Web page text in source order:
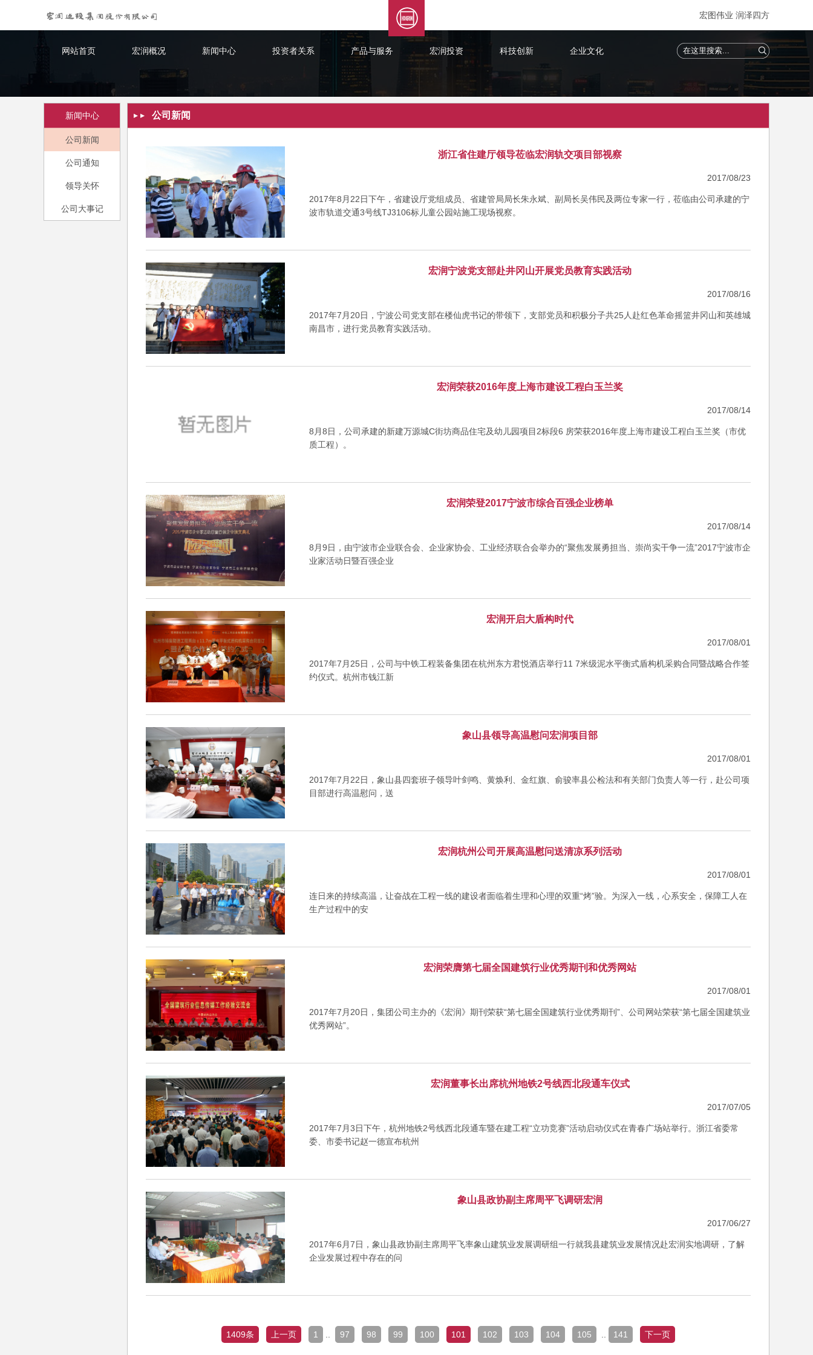
宏图伟业 润泽四方
网站首页 宏润概况 新闻中心 投资者关系 产品与服务 宏润投资 科技创新 企业文化
新闻中心
公司新闻
公司通知
领导关怀
公司大事记
公司新闻
浙江省住建厅领导莅临宏润轨交项目部视察
2017/08/23
2017年8月22日下午，省建设厅党组成员、省建管局局长朱永斌、副局长吴伟民及两位专家一行，莅临由公司承建的宁
波市轨道交通3号线TJ3106标儿童公园站施工现场视察。
宏润宁波党支部赴井冈山开展党员教育实践活动
2017/08/16
2017年7月20日，宁波公司党支部在楼仙虎书记的带领下，支部党员和积极分子共25人赴红色革命摇篮井冈山和英雄城
南昌市，进行党员教育实践活动。
宏润荣获2016年度上海市建设工程白玉兰奖
2017/08/14
8月8日，公司承建的新建万源城C街坊商品住宅及幼儿园项目2标段6 房荣获2016年度上海市建设工程白玉兰奖（市优
质工程）。
宏润荣登2017宁波市综合百强企业榜单
2017/08/14
8月9日，由宁波市企业联合会、企业家协会、工业经济联合会举办的“聚焦发展勇担当、崇尚实干争一流”2017宁波市企
业家活动日暨百强企业
宏润开启大盾构时代
2017/08/01
2017年7月25日，公司与中铁工程装备集团在杭州东方君悦酒店举行11 7米级泥水平衡式盾构机采购合同暨战略合作签
约仪式。杭州市钱江新
象山县领导高温慰问宏润项目部
2017/08/01
2017年7月22日，象山县四套班子领导叶剑鸣、黄焕利、金红旗、俞骏率县公检法和有关部门负责人等一行，赴公司项
目部进行高温慰问，送
宏润杭州公司开展高温慰问送清凉系列活动
2017/08/01
连日来的持续高温，让奋战在工程一线的建设者面临着生理和心理的双重“烤”验。为深入一线，心系安全，保障工人在
生产过程中的安
宏润荣膺第七届全国建筑行业优秀期刊和优秀网站
2017/08/01
2017年7月20日，集团公司主办的《宏润》期刊荣获“第七届全国建筑行业优秀期刊”、公司网站荣获“第七届全国建筑业
优秀网站”。
宏润董事长出席杭州地铁2号线西北段通车仪式
2017/07/05
2017年7月3日下午，杭州地铁2号线西北段通车暨在建工程“立功竞赛”活动启动仪式在青春广场站举行。浙江省委常
委、市委书记赵一德宣布杭州
象山县政协副主席周平飞调研宏润
2017/06/27
2017年6月7日，象山县政协副主席周平飞率象山建筑业发展调研组一行就我县建筑业发展情况赴宏润实地调研，了解
企业发展过程中存在的问
1409条 上一页 1 97 98 99 100 101 102 103 104 105 141 下一页